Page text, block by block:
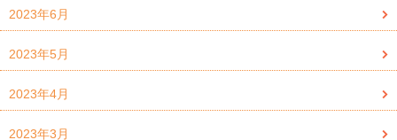
2023年6月
2023年5月
2023年4月
2023年3月